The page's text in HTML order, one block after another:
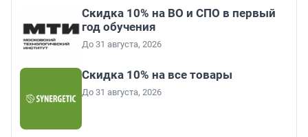
Скидка 10% на ВО и СПО в первый
год обучения
До 31 августа, 2026
Скидка 10% на все товары
До 31 августа, 2026